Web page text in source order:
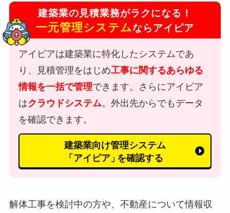
建築業の見積業務がラクになる！
一元管理システムならアイピア
アイピアは建築業に特化したシステムであ
り、見積管理をはじめ工事に関するあらゆる
情報を一括で管理できます。さらにアイピア
はクラウドシステム。外出先からでもデータ
を確認できます。
建築業向け管理システム
「アイピア」を確認する
解体工事を検討中の方や、不動産について情報収